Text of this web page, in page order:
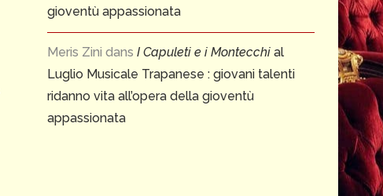
gioventù appassionata
Meris Zini dans I Capuleti e i Montecchi al
Luglio Musicale Trapanese : giovani talenti
ridanno vita all’opera della gioventù
appassionata